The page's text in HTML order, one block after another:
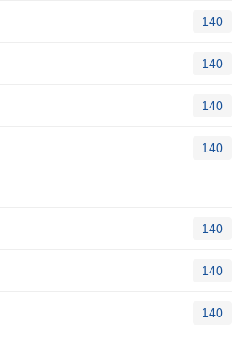
140
140
140
140
140
140
140